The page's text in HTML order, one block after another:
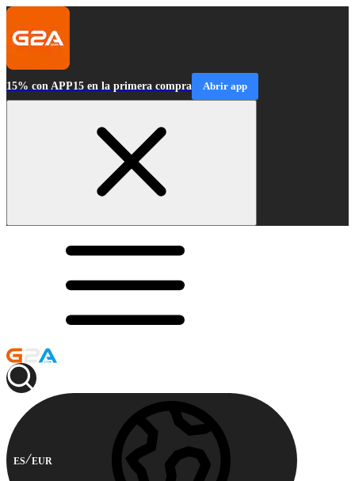
15% con APP15 en la primera compra Abrir app
ES EUR